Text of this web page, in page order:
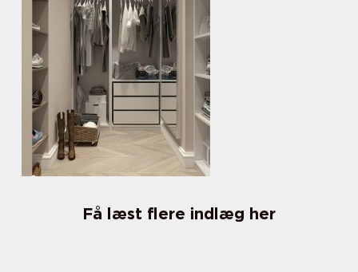
Få læst flere indlæg her